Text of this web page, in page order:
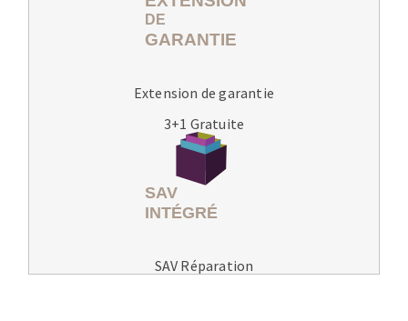
Extension de garantie
3+1 Gratuite
SAV Réparation